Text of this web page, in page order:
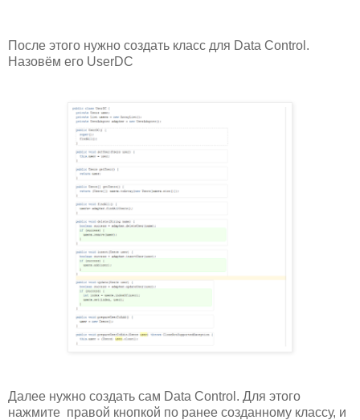
После этого нужно создать класс для Data Control.
Назовём его UserDC
Далее нужно создать сам Data Control. Для этого
нажмите правой кнопкой по ранее созданному классу, и